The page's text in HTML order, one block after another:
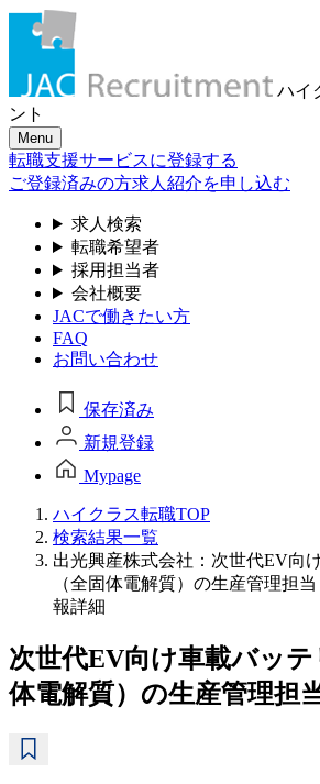
ハイ
ント
Menu
転職支援サービスに登録する
ご登録済みの方求人紹介を申し込む
求人検索
転職希望者
採用担当者
会社概要
JACで働きたい方
FAQ
お問い合わせ
保存済み
新規登録
Mypage
ハイクラス転職TOP
検索結果一覧
出光興産株式会社：次世代EV向
（全固体電解質）の生産管理担
報詳細
次世代EV向け車載バッテ
体電解質）の生産管理担